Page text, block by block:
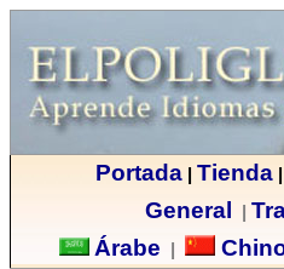
Portada| Tienda|
General
Árabe